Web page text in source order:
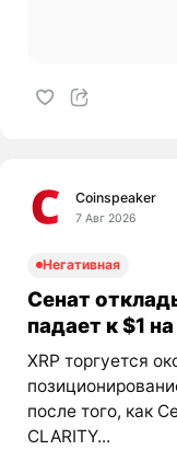
Coinspeaker
7 Авг 2026
Негативная
Сенат
падает к $1
XRP торгуется
после того, как
CLARITY...